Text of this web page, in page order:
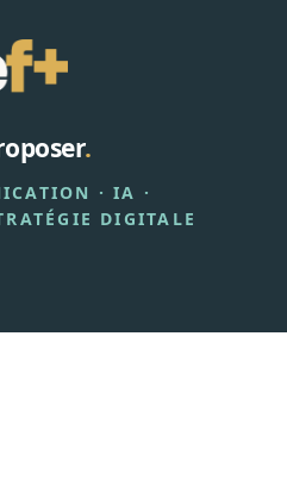
.
· IA ·
DIGITALE